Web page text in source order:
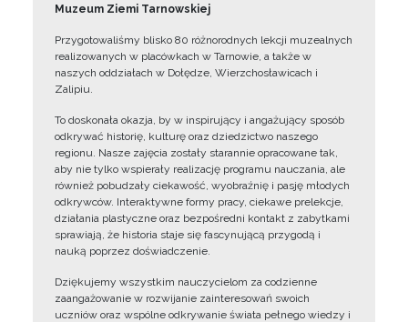
Muzeum Ziemi Tarnowskiej
Przygotowaliśmy blisko 80 różnorodnych lekcji muzealnych
realizowanych w placówkach w Tarnowie, a także w
naszych oddziałach w Dołędze, Wierzchosławicach i
Zalipiu.
To doskonała okazja, by w inspirujący i angażujący sposób
odkrywać historię, kulturę oraz dziedzictwo naszego
regionu. Nasze zajęcia zostały starannie opracowane tak,
aby nie tylko wspierały realizację programu nauczania, ale
również pobudzały ciekawość, wyobraźnię i pasję młodych
odkrywców. Interaktywne formy pracy, ciekawe prelekcje,
działania plastyczne oraz bezpośredni kontakt z zabytkami
sprawiają, że historia staje się fascynującą przygodą i
nauką poprzez doświadczenie.
Dziękujemy wszystkim nauczycielom za codzienne
zaangażowanie w rozwijanie zainteresowań swoich
uczniów oraz wspólne odkrywanie świata pełnego wiedzy i